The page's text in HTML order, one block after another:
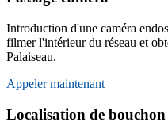
Introduction d'une caméra
filmer l'intérieur du réseau et
Palaiseau.
Appeler maintenant
Localisation de bouchon